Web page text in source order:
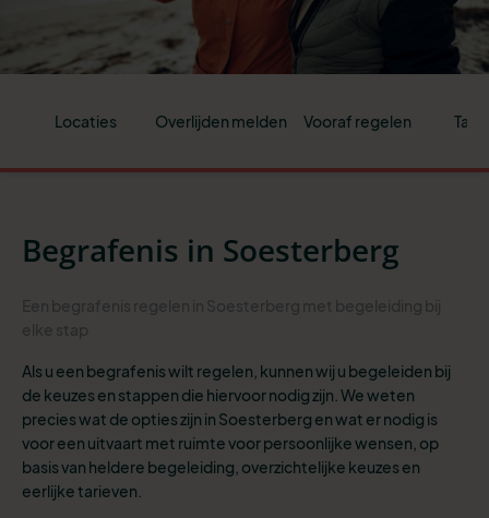
Locaties Overlijden melden Vooraf regelen
Begrafenis in Soesterberg
Als u een begrafenis wilt regelen, kunnen wij u begeleiden bij
de keuzes en stappen die hiervoor nodig zijn. We weten
precies wat de opties zijn in Soesterberg en wat er nodig is
voor een uitvaart met ruimte voor persoonlijke wensen, op
basis van heldere begeleiding, overzichtelijke keuzes en
eerlijke tarieven.